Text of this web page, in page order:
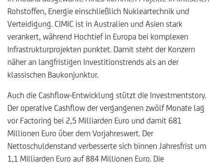
Rohstoffen, Energie einschließlich Nukleartechnik und
Verteidigung. CIMIC ist in Australien und Asien stark
verankert, während Hochtief in Europa bei komplexen
Infrastrukturprojekten punktet. Damit steht der Konzern
näher an langfristigen Investitionstrends als an der
klassischen Baukonjunktur.
Auch die Cashflow-Entwicklung stützt die Investmentstory.
Der operative Cashflow der vergangenen zwölf Monate lag
vor Factoring bei 2,5 Milliarden Euro und damit 681
Millionen Euro über dem Vorjahreswert. Der
Nettoschuldenstand verbesserte sich binnen Jahresfrist um
1,1 Milliarden Euro auf 884 Millionen Euro. Die